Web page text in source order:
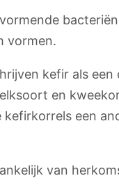
vormen.
kefir als
en
een
van